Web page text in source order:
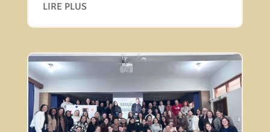
LIRE PLUS